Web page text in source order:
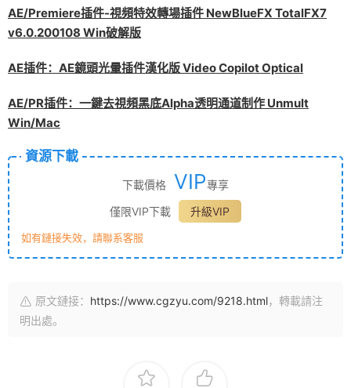
AE/Premiere插件-視頻特效轉場插件 NewBlueFX TotalFX7
v6.0.200108 Win破解版
AE插件：AE鏡頭光暈插件漢化版 Video Copilot Optical
AE/PR插件：一鍵去視頻黑底Alpha透明通道制作 Unmult
Win/Mac
資源下載
下載價格 VIP專享
僅限VIP下載
升級VIP
如有鏈接失效，請聯系客服
原文鏈接： https://www.cgzyu.com/9218.html，轉載請注
明出處。